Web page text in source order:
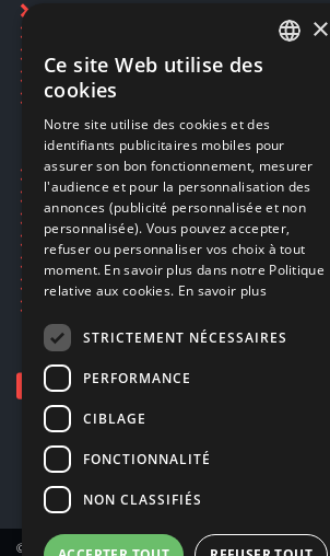
Restauration CD griffés
Réparations & SAV
Smartpoints
Ecogaming
Expédition & retours
Confidentialité
Conditions générales
EA Sport UFC 6
Call of Duty: Modern Warfare 4
Rachat et revente de jeux en cash
© Copyright 2026 Smartoys SA – Tous droits réservés.
ENGLISH
×
Ce site Web utilise des
cookies
Notre site utilise des cookies et des
identifiants publicitaires mobiles pour
assurer son bon fonctionnement, mesurer
l'audience et pour la personnalisation des
annonces (publicité personnalisée et non
personnalisée). Vous pouvez accepter,
refuser ou personnaliser vos choix à tout
moment. En savoir plus dans notre Politique
relative aux cookies. En savoir plus
STRICTEMENT NÉCESSAIRES
PERFORMANCE
CIBLAGE
FONCTIONNALITÉ
NON CLASSIFIÉS